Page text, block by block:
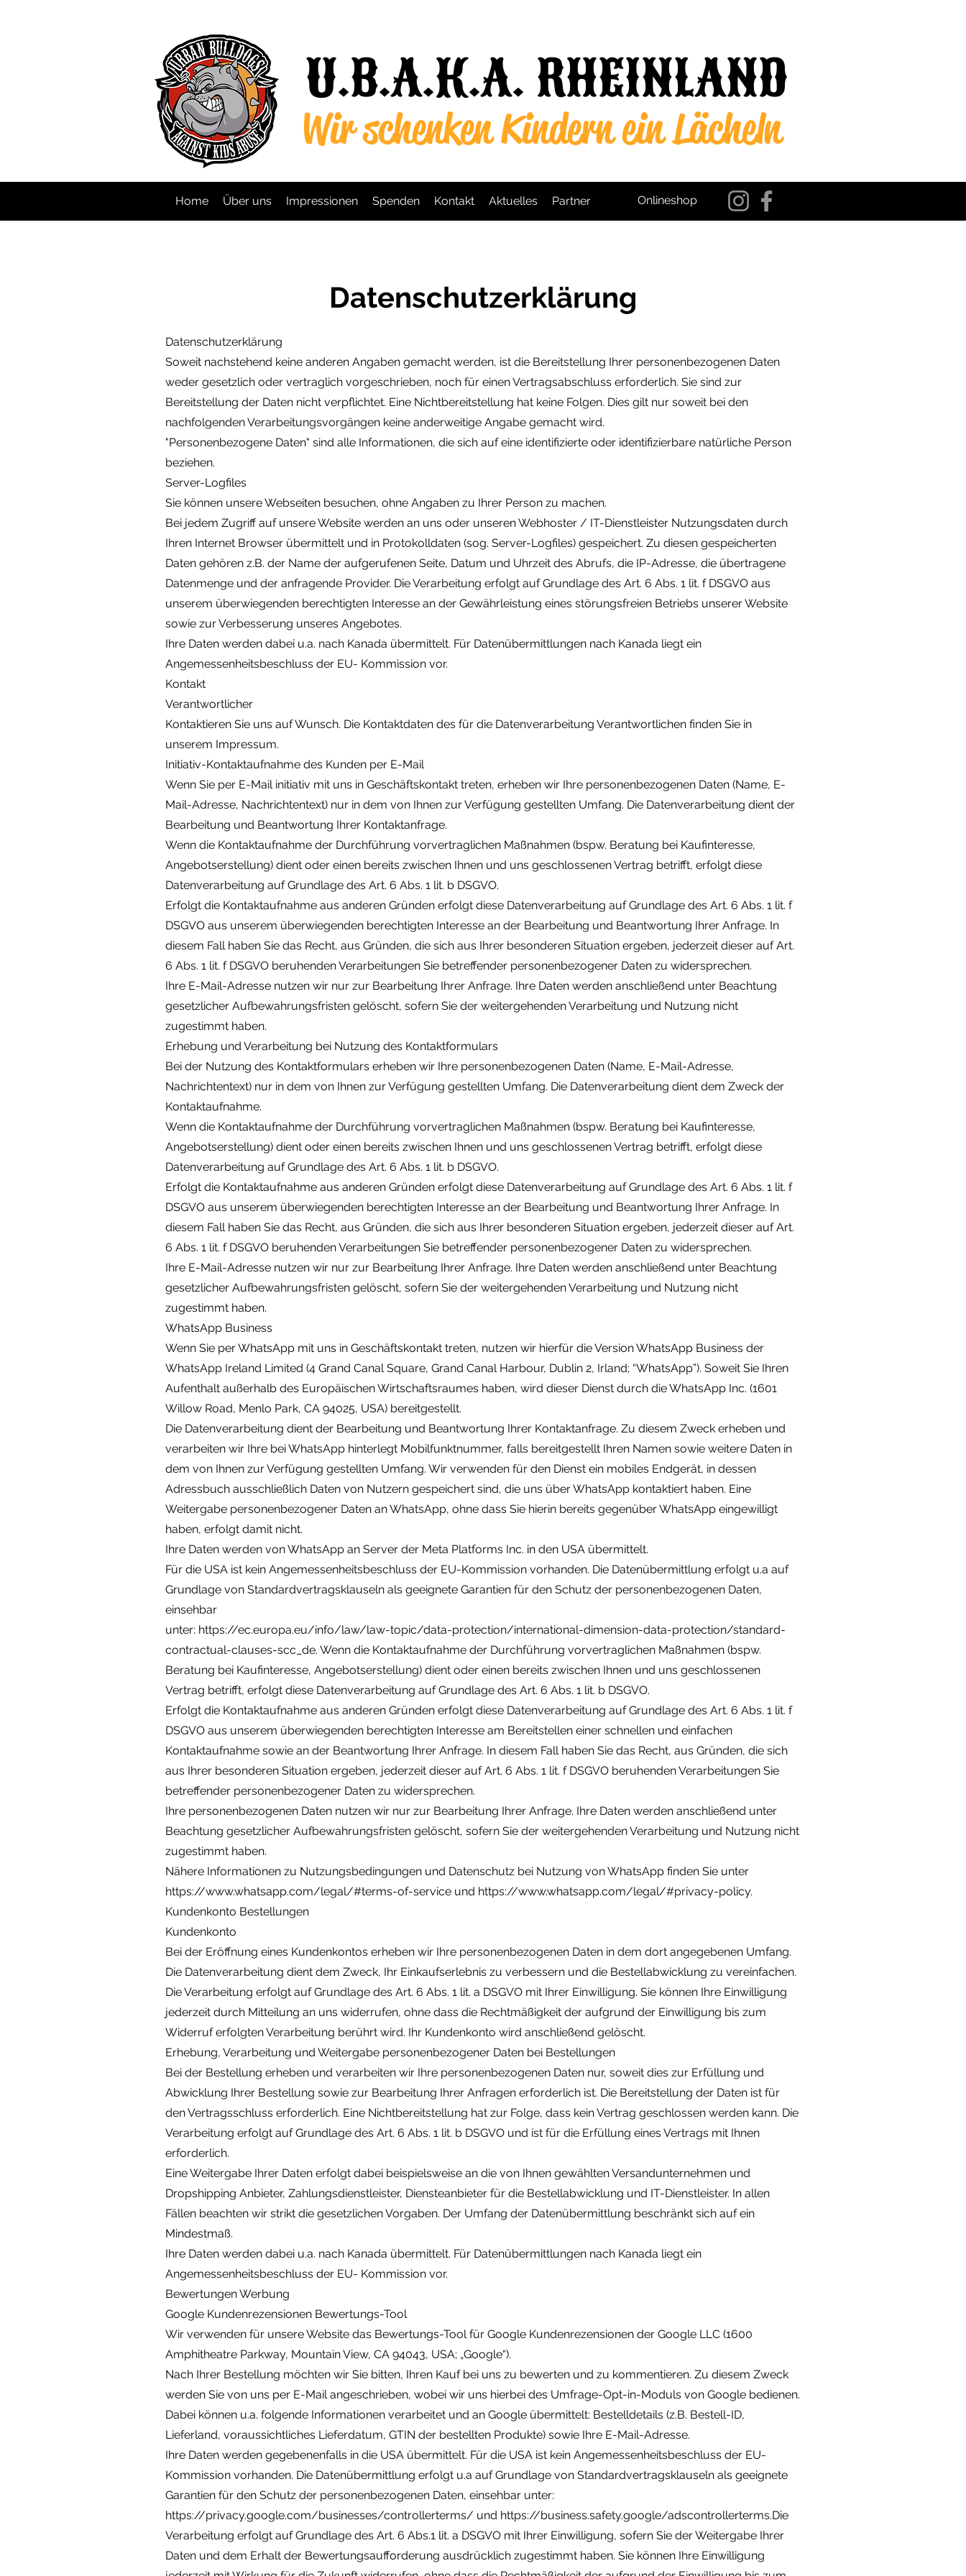
U.B.A.K.A. RHEINLAND
Wir schenken Kindern ein Lächeln
Home Über uns Impressionen Spenden Kontakt Aktuelles Partner Onlineshop
Datenschutzerklärung
Datenschutzerklärung
Soweit nachstehend keine anderen Angaben gemacht werden, ist die Bereitstellung Ihrer personenbezogenen Daten
weder gesetzlich oder vertraglich vorgeschrieben, noch für einen Vertragsabschluss erforderlich. Sie sind zur
Bereitstellung der Daten nicht verpflichtet. Eine Nichtbereitstellung hat keine Folgen. Dies gilt nur soweit bei den
nachfolgenden Verarbeitungsvorgängen keine anderweitige Angabe gemacht wird.
"Personenbezogene Daten" sind alle Informationen, die sich auf eine identifizierte oder identifizierbare natürliche Person
beziehen.
Server-Logfiles
Sie können unsere Webseiten besuchen, ohne Angaben zu Ihrer Person zu machen.
Bei jedem Zugriff auf unsere Website werden an uns oder unseren Webhoster / IT-Dienstleister Nutzungsdaten durch
Ihren Internet Browser übermittelt und in Protokolldaten (sog. Server-Logfiles) gespeichert. Zu diesen gespeicherten
Daten gehören z.B. der Name der aufgerufenen Seite, Datum und Uhrzeit des Abrufs, die IP-Adresse, die übertragene
Datenmenge und der anfragende Provider. Die Verarbeitung erfolgt auf Grundlage des Art. 6 Abs. 1 lit. f DSGVO aus
unserem überwiegenden berechtigten Interesse an der Gewährleistung eines störungsfreien Betriebs unserer Website
sowie zur Verbesserung unseres Angebotes.
Ihre Daten werden dabei u.a. nach Kanada übermittelt. Für Datenübermittlungen nach Kanada liegt ein
Angemessenheitsbeschluss der EU- Kommission vor.
Kontakt
Verantwortlicher
Kontaktieren Sie uns auf Wunsch. Die Kontaktdaten des für die Datenverarbeitung Verantwortlichen finden Sie in
unserem Impressum.
Initiativ-Kontaktaufnahme des Kunden per E-Mail
Wenn Sie per E-Mail initiativ mit uns in Geschäftskontakt treten, erheben wir Ihre personenbezogenen Daten (Name, E-
Mail-Adresse, Nachrichtentext) nur in dem von Ihnen zur Verfügung gestellten Umfang. Die Datenverarbeitung dient der
Bearbeitung und Beantwortung Ihrer Kontaktanfrage.
Wenn die Kontaktaufnahme der Durchführung vorvertraglichen Maßnahmen (bspw. Beratung bei Kaufinteresse,
Angebotserstellung) dient oder einen bereits zwischen Ihnen und uns geschlossenen Vertrag betrifft, erfolgt diese
Datenverarbeitung auf Grundlage des Art. 6 Abs. 1 lit. b DSGVO.
Erfolgt die Kontaktaufnahme aus anderen Gründen erfolgt diese Datenverarbeitung auf Grundlage des Art. 6 Abs. 1 lit. f
DSGVO aus unserem überwiegenden berechtigten Interesse an der Bearbeitung und Beantwortung Ihrer Anfrage. In
diesem Fall haben Sie das Recht, aus Gründen, die sich aus Ihrer besonderen Situation ergeben, jederzeit dieser auf Art.
6 Abs. 1 lit. f DSGVO beruhenden Verarbeitungen Sie betreffender personenbezogener Daten zu widersprechen.
Ihre E-Mail-Adresse nutzen wir nur zur Bearbeitung Ihrer Anfrage. Ihre Daten werden anschließend unter Beachtung
gesetzlicher Aufbewahrungsfristen gelöscht, sofern Sie der weitergehenden Verarbeitung und Nutzung nicht
zugestimmt haben.
Erhebung und Verarbeitung bei Nutzung des Kontaktformulars
Bei der Nutzung des Kontaktformulars erheben wir Ihre personenbezogenen Daten (Name, E-Mail-Adresse,
Nachrichtentext) nur in dem von Ihnen zur Verfügung gestellten Umfang. Die Datenverarbeitung dient dem Zweck der
Kontaktaufnahme.
Wenn die Kontaktaufnahme der Durchführung vorvertraglichen Maßnahmen (bspw. Beratung bei Kaufinteresse,
Angebotserstellung) dient oder einen bereits zwischen Ihnen und uns geschlossenen Vertrag betrifft, erfolgt diese
Datenverarbeitung auf Grundlage des Art. 6 Abs. 1 lit. b DSGVO.
Erfolgt die Kontaktaufnahme aus anderen Gründen erfolgt diese Datenverarbeitung auf Grundlage des Art. 6 Abs. 1 lit. f
DSGVO aus unserem überwiegenden berechtigten Interesse an der Bearbeitung und Beantwortung Ihrer Anfrage. In
diesem Fall haben Sie das Recht, aus Gründen, die sich aus Ihrer besonderen Situation ergeben, jederzeit dieser auf Art.
6 Abs. 1 lit. f DSGVO beruhenden Verarbeitungen Sie betreffender personenbezogener Daten zu widersprechen.
Ihre E-Mail-Adresse nutzen wir nur zur Bearbeitung Ihrer Anfrage. Ihre Daten werden anschließend unter Beachtung
gesetzlicher Aufbewahrungsfristen gelöscht, sofern Sie der weitergehenden Verarbeitung und Nutzung nicht
zugestimmt haben.
WhatsApp Business
Wenn Sie per WhatsApp mit uns in Geschäftskontakt treten, nutzen wir hierfür die Version WhatsApp Business der
WhatsApp Ireland Limited (4 Grand Canal Square, Grand Canal Harbour, Dublin 2, Irland; “WhatsApp”). Soweit Sie Ihren
Aufenthalt außerhalb des Europäischen Wirtschaftsraumes haben, wird dieser Dienst durch die WhatsApp Inc. (1601
Willow Road, Menlo Park, CA 94025, USA) bereitgestellt.
Die Datenverarbeitung dient der Bearbeitung und Beantwortung Ihrer Kontaktanfrage. Zu diesem Zweck erheben und
verarbeiten wir Ihre bei WhatsApp hinterlegt Mobilfunktnummer, falls bereitgestellt Ihren Namen sowie weitere Daten in
dem von Ihnen zur Verfügung gestellten Umfang. Wir verwenden für den Dienst ein mobiles Endgerät, in dessen
Adressbuch ausschließlich Daten von Nutzern gespeichert sind, die uns über WhatsApp kontaktiert haben. Eine
Weitergabe personenbezogener Daten an WhatsApp, ohne dass Sie hierin bereits gegenüber WhatsApp eingewilligt
haben, erfolgt damit nicht.
Ihre Daten werden von WhatsApp an Server der Meta Platforms Inc. in den USA übermittelt.
Für die USA ist kein Angemessenheitsbeschluss der EU-Kommission vorhanden. Die Datenübermittlung erfolgt u.a auf
Grundlage von Standardvertragsklauseln als geeignete Garantien für den Schutz der personenbezogenen Daten,
einsehbar
unter: https://ec.europa.eu/info/law/law-topic/data-protection/international-dimension-data-protection/standard-
contractual-clauses-scc_de. Wenn die Kontaktaufnahme der Durchführung vorvertraglichen Maßnahmen (bspw.
Beratung bei Kaufinteresse, Angebotserstellung) dient oder einen bereits zwischen Ihnen und uns geschlossenen
Vertrag betrifft, erfolgt diese Datenverarbeitung auf Grundlage des Art. 6 Abs. 1 lit. b DSGVO.
Erfolgt die Kontaktaufnahme aus anderen Gründen erfolgt diese Datenverarbeitung auf Grundlage des Art. 6 Abs. 1 lit. f
DSGVO aus unserem überwiegenden berechtigten Interesse am Bereitstellen einer schnellen und einfachen
Kontaktaufnahme sowie an der Beantwortung Ihrer Anfrage. In diesem Fall haben Sie das Recht, aus Gründen, die sich
aus Ihrer besonderen Situation ergeben, jederzeit dieser auf Art. 6 Abs. 1 lit. f DSGVO beruhenden Verarbeitungen Sie
betreffender personenbezogener Daten zu widersprechen.
Ihre personenbezogenen Daten nutzen wir nur zur Bearbeitung Ihrer Anfrage. Ihre Daten werden anschließend unter
Beachtung gesetzlicher Aufbewahrungsfristen gelöscht, sofern Sie der weitergehenden Verarbeitung und Nutzung nicht
zugestimmt haben.
Nähere Informationen zu Nutzungsbedingungen und Datenschutz bei Nutzung von WhatsApp finden Sie unter
https://www.whatsapp.com/legal/#terms-of-service und https://www.whatsapp.com/legal/#privacy-policy.
Kundenkonto Bestellungen
Kundenkonto
Bei der Eröffnung eines Kundenkontos erheben wir Ihre personenbezogenen Daten in dem dort angegebenen Umfang.
Die Datenverarbeitung dient dem Zweck, Ihr Einkaufserlebnis zu verbessern und die Bestellabwicklung zu vereinfachen.
Die Verarbeitung erfolgt auf Grundlage des Art. 6 Abs. 1 lit. a DSGVO mit Ihrer Einwilligung. Sie können Ihre Einwilligung
jederzeit durch Mitteilung an uns widerrufen, ohne dass die Rechtmäßigkeit der aufgrund der Einwilligung bis zum
Widerruf erfolgten Verarbeitung berührt wird. Ihr Kundenkonto wird anschließend gelöscht.
Erhebung, Verarbeitung und Weitergabe personenbezogener Daten bei Bestellungen
Bei der Bestellung erheben und verarbeiten wir Ihre personenbezogenen Daten nur, soweit dies zur Erfüllung und
Abwicklung Ihrer Bestellung sowie zur Bearbeitung Ihrer Anfragen erforderlich ist. Die Bereitstellung der Daten ist für
den Vertragsschluss erforderlich. Eine Nichtbereitstellung hat zur Folge, dass kein Vertrag geschlossen werden kann. Die
Verarbeitung erfolgt auf Grundlage des Art. 6 Abs. 1 lit. b DSGVO und ist für die Erfüllung eines Vertrags mit Ihnen
erforderlich.
Eine Weitergabe Ihrer Daten erfolgt dabei beispielsweise an die von Ihnen gewählten Versandunternehmen und
Dropshipping Anbieter, Zahlungsdienstleister, Diensteanbieter für die Bestellabwicklung und IT-Dienstleister. In allen
Fällen beachten wir strikt die gesetzlichen Vorgaben. Der Umfang der Datenübermittlung beschränkt sich auf ein
Mindestmaß.
Ihre Daten werden dabei u.a. nach Kanada übermittelt. Für Datenübermittlungen nach Kanada liegt ein
Angemessenheitsbeschluss der EU- Kommission vor.
Bewertungen Werbung
Google Kundenrezensionen Bewertungs-Tool
Wir verwenden für unsere Website das Bewertungs-Tool für Google Kundenrezensionen der Google LLC (1600
Amphitheatre Parkway, Mountain View, CA 94043, USA; „Google“).
Nach Ihrer Bestellung möchten wir Sie bitten, Ihren Kauf bei uns zu bewerten und zu kommentieren. Zu diesem Zweck
werden Sie von uns per E-Mail angeschrieben, wobei wir uns hierbei des Umfrage-Opt-in-Moduls von Google bedienen.
Dabei können u.a. folgende Informationen verarbeitet und an Google übermittelt: Bestelldetails (z.B. Bestell-ID,
Lieferland, voraussichtliches Lieferdatum, GTIN der bestellten Produkte) sowie Ihre E-Mail-Adresse.
Ihre Daten werden gegebenenfalls in die USA übermittelt. Für die USA ist kein Angemessenheitsbeschluss der EU-
Kommission vorhanden. Die Datenübermittlung erfolgt u.a auf Grundlage von Standardvertragsklauseln als geeignete
Garantien für den Schutz der personenbezogenen Daten, einsehbar unter:
https://privacy.google.com/businesses/controllerterms/ und https://business.safety.google/adscontrollerterms.Die
Verarbeitung erfolgt auf Grundlage des Art. 6 Abs.1 lit. a DSGVO mit Ihrer Einwilligung, sofern Sie der Weitergabe Ihrer
Daten und dem Erhalt der Bewertungsaufforderung ausdrücklich zugestimmt haben. Sie können Ihre Einwilligung